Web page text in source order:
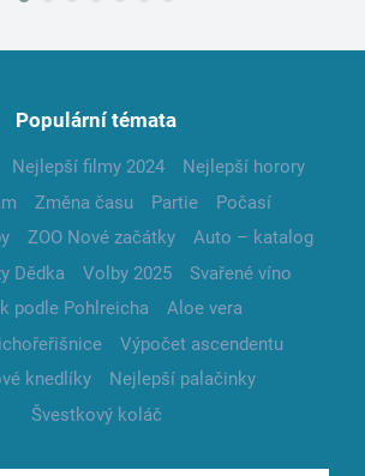
Populární témata
Nejlepší filmy 2024
Nejlepší horory
Změna času Partie
Počasí
ZOO Nové začátky
Auto – katalog
Dědka
Volby 2025
Svařené víno
podle Pohlreicha
Aloe vera
Výpočet ascendentu
knedlíky
Nejlepší palačinky
Švestkový koláč